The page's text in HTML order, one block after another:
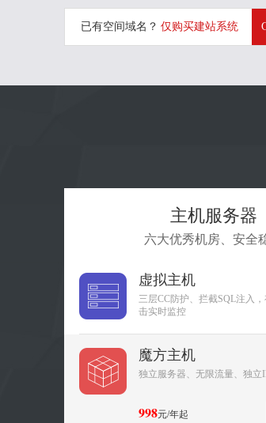
立即购买
已有空间域名？ 仅购买建站系统
主机服务器
六大优秀机房、安全
虚拟主机
三层CC防护、拦截SQL注入
击实时监控
魔方主机
独立服务器、无限流量、独立
998元/年起